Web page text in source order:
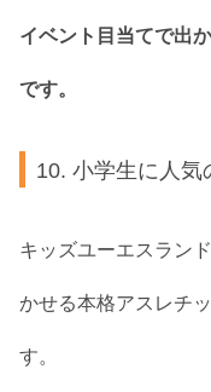
イベント目当てで出
です。
10. 小学生に人気
キッズユーエスラン
かせる本格アスレチ
す。